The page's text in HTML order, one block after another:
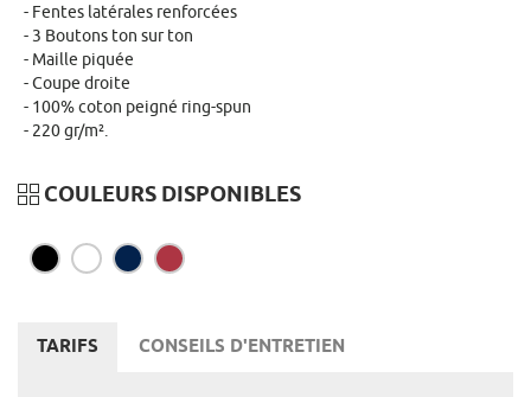
Fentes latérales renforcées
3 Boutons ton sur ton
Maille piquée
Coupe droite
100% coton peigné ring-spun
220 gr/m².
COULEURS DISPONIBLES
TARIFS CONSEILS D'ENTRETIEN